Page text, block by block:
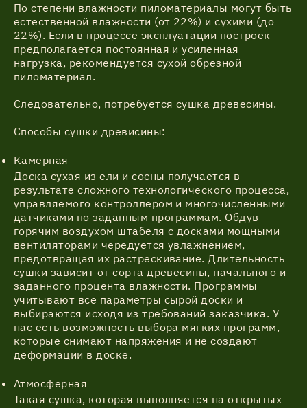
По степени влажности пиломатериалы могут быть
естественной влажности (от 22%) и сухими (до
22%). Если в процессе эксплуатации построек
предполагается постоянная и усиленная
нагрузка, рекомендуется сухой обрезной
пиломатериал.
Следовательно, потребуется сушка древесины.
Способы сушки древисины:
Камерная
Доска сухая из ели и сосны получается в
результате сложного технологического процесса,
управляемого контроллером и многочисленными
датчиками по заданным программам. Обдув
горячим воздухом штабеля с досками мощными
вентиляторами чередуется увлажнением,
предотвращая их растрескивание. Длительность
сушки зависит от сорта древесины, начального и
заданного процента влажности. Программы
учитывают все параметры сырой доски и
выбираются исходя из требований заказчика. У
нас есть возможность выбора мягких программ,
которые снимают напряжения и не создают
деформации в доске.
Атмосферная
Такая сушка, которая выполняется на открытых